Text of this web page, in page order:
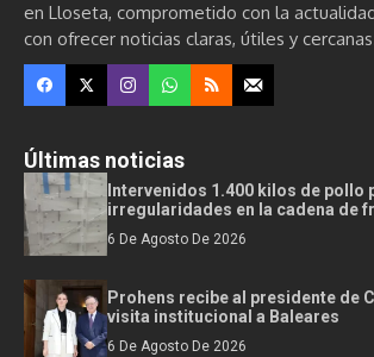
en Lloseta, comprometido con la
con ofrecer noticias claras, útiles y
Últimas noticias
Intervenidos 1.400 kilos de pollo
irregularidades en la cadena de
6 De Agosto De 2026
Prohens recibe al presidente de
visita institucional a Baleares
6 De Agosto De 2026